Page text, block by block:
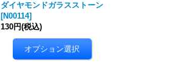
ダイヤモンドガラスストーン
[N00114]
130円(税込)